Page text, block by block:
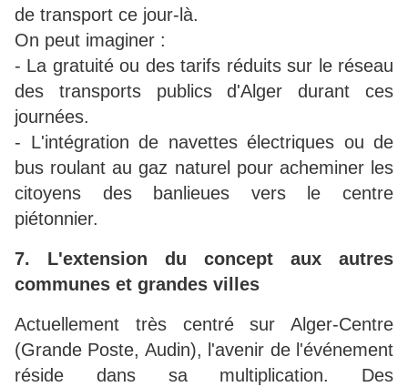
de transport ce jour-là.
On peut imaginer :
- La gratuité ou des tarifs réduits sur le réseau
des transports publics d'Alger durant ces
journées.
- L'intégration de navettes électriques ou de
bus roulant au gaz naturel pour acheminer les
citoyens des banlieues vers le centre
piétonnier.
7. L'extension du concept aux autres
communes et grandes villes
Actuellement très centré sur Alger-Centre
(Grande Poste, Audin), l'avenir de l'événement
réside dans sa multiplication. Des